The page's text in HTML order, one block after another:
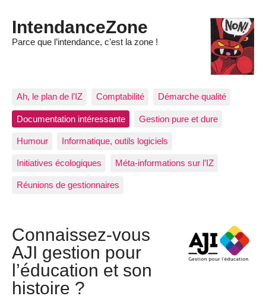
IntendanceZone
Parce que l’intendance, c’est la zone !
Ah, le plan de l’IZ Comptabilité Démarche qualité
Documentation intéressante Gestion pure et dure
Humour Informatique, outils logiciels
Initiatives écologiques Méta-informations sur l’IZ
Réunions de gestionnaires
Connaissez-vous
AJI gestion pour
l’éducation et son
histoire ?